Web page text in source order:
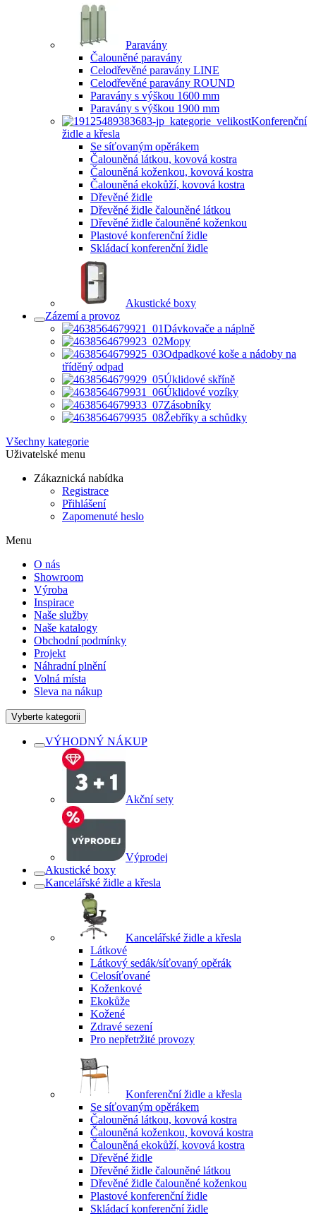
Paravány
Čalouněné paravány
Celodřevěné paravány LINE
Celodřevěné paravány ROUND
Paravány s výškou 1600 mm
Paravány s výškou 1900 mm
Konferenční
židle a křesla
Se síťovaným opěrákem
Čalouněná látkou, kovová kostra
Čalouněná koženkou, kovová kostra
Čalouněná ekokůží, kovová kostra
Dřevěné židle
Dřevěné židle čalouněné látkou
Dřevěné židle čalouněné koženkou
Plastové konferenční židle
Skládací konferenční židle
Akustické boxy
Zázemí a provoz
Dávkovače a náplně
Mopy
Odpadkové koše a nádoby na
tříděný odpad
Úklidové skříně
Úklidové vozíky
Zásobníky
Žebříky a schůdky
Všechny kategorie
Uživatelské menu
Zákaznická nabídka
Registrace
Přihlášení
Zapomenuté heslo
Menu
O nás
Showroom
Výroba
Inspirace
Naše služby
Naše katalogy
Obchodní podmínky
Projekt
Náhradní plnění
Volná místa
Sleva na nákup
Vyberte kategorii
VÝHODNÝ NÁKUP
Akční sety
Výprodej
Akustické boxy
Kancelářské židle a křesla
Kancelářské židle a křesla
Látkové
Látkový sedák/síťovaný opěrák
Celosíťované
Koženkové
Ekokůže
Kožené
Zdravé sezení
Pro nepřetržité provozy
Konferenční židle a křesla
Se síťovaným opěrákem
Čalouněná látkou, kovová kostra
Čalouněná koženkou, kovová kostra
Čalouněná ekokůží, kovová kostra
Dřevěné židle
Dřevěné židle čalouněné látkou
Dřevěné židle čalouněné koženkou
Plastové konferenční židle
Skládací konferenční židle